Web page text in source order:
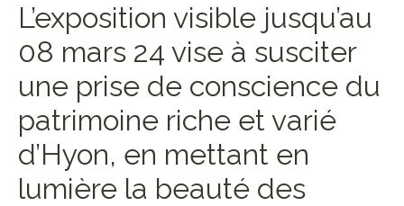
L’exposition visible jusqu’au
08 mars 24 vise à susciter
une prise de conscience du
patrimoine riche et varié
d’Hyon, en mettant en
lumière la beauté des